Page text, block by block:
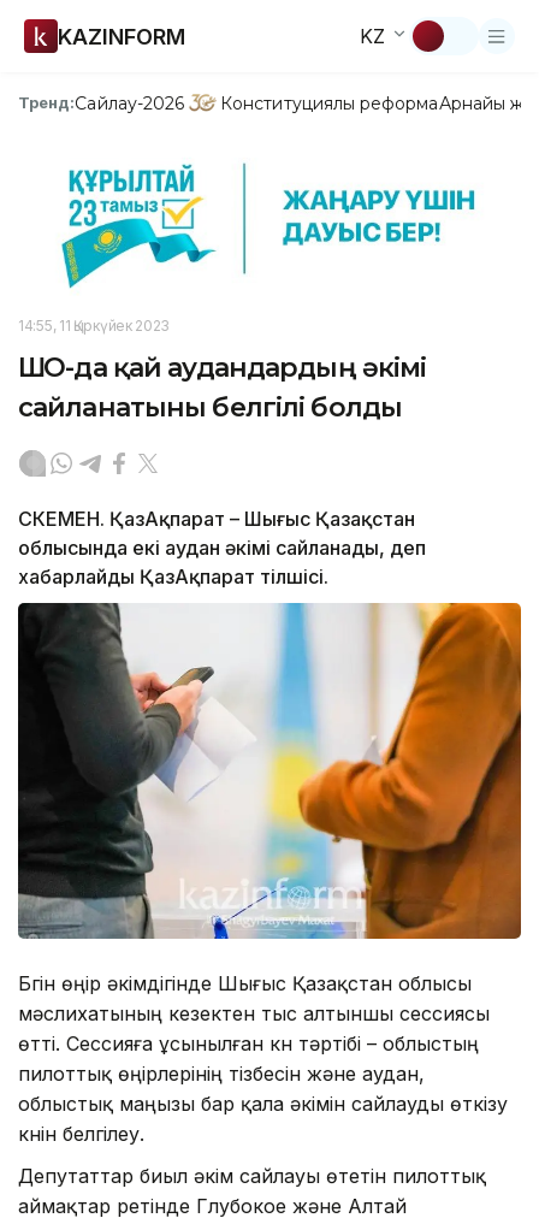
KAZINFORM KZ
Тренд:Сайлау-2026 Конституциялық реформаАрнайы
14:55, 11 Қыркүйек 2023
ШҚО-да қай аудандардың әкімі
сайланатыны белгілі болды
ӨСКЕМЕН. ҚазАқпарат – Шығыс Қазақстан
облысында екі аудан әкімі сайланады, деп
хабарлайды ҚазАқпарат тілшісі.
Бүгін өңір әкімдігінде Шығыс Қазақстан облысы
мәслихатының кезектен тыс алтыншы сессиясы
өтті. Сессияға ұсынылған күн тәртібі – облыстың
пилоттық өңірлерінің тізбесін және аудан,
облыстық маңызы бар қала әкімін сайлауды өткізу
күнін белгілеу.
Депутаттар биыл әкім сайлауы өтетін пилоттық
аймақтар ретінде Глубокое және Алтай